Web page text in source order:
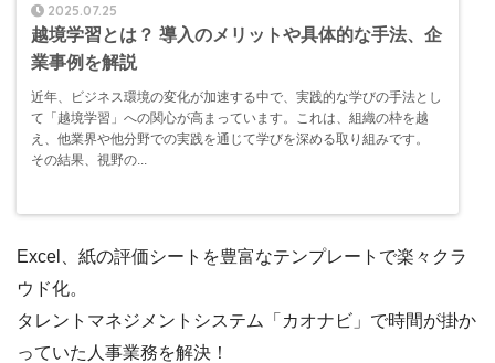
2025.07.25
越境学習とは？ 導入のメリットや具体的な手法、企
業事例を解説
近年、ビジネス環境の変化が加速する中で、実践的な学びの手法とし
て「越境学習」への関心が高まっています。これは、組織の枠を越
え、他業界や他分野での実践を通じて学びを深める取り組みです。
その結果、視野の...
Excel、紙の評価シートを豊富なテンプレートで楽々クラ
ウド化。
タレントマネジメントシステム「カオナビ」で時間が掛か
っていた人事業務を解決！